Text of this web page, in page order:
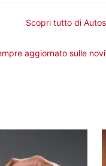
Scopri tutto di
aggiornato sulle